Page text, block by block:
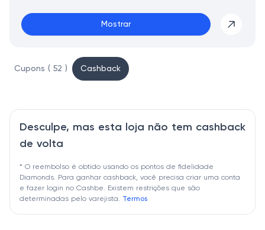
Mostrar
Cupons ( 52 ) Cashback
Desculpe, mas esta loja não tem cashback
de volta
* O reembolso é obtido usando os pontos de fidelidade
Diamonds. Para ganhar cashback, você precisa criar uma conta
e fazer login no Cashbe. Existem restrições que são
determinadas pelo varejista. Termos